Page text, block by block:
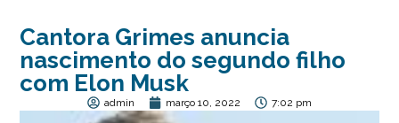
Cantora Grimes anuncia
nascimento do segundo filho
com Elon Musk
admin março 10, 2022 7:02 pm